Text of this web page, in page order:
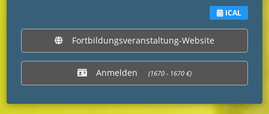
ICAL
Fortbildungsveranstaltung-Website
Anmelden (1670 - 1670 €)